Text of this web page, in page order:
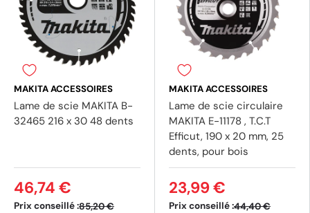
(1 avis)
MAKITA ACCESSOIRES
Lame de scie MAKITA B-
32465 216 x 30 48 dents
Prix conseillé :85,20 €
46,74 €
MAKITA ACCESSOIRES
Lame de scie circulaire
MAKITA E-11178 , T.C.T
Efficut, 190 x 20 mm, 25
dents, pour bois
Prix conseillé :44,40 €
23,99 €